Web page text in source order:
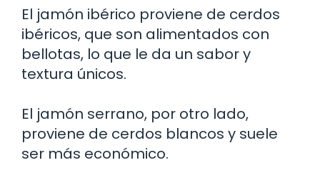
El jamón ibérico proviene de cerdos
ibéricos, que son alimentados con
bellotas, lo que le da un sabor y
textura únicos.
El jamón serrano, por otro lado,
proviene de cerdos blancos y suele
ser más económico.